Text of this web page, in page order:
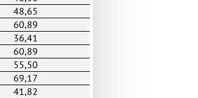
48,65
60,89
36,41
60,89
55,50
69,17
41,82